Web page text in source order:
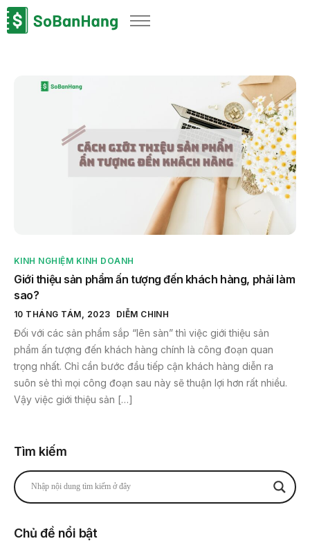
Sản phẩm
Bảng giá
Thông tin thuế
Về chúng tôi
KINH NGHIỆM KINH DOANH
Giới thiệu sản phẩm ấn tượng đến khách hàng, phải làm
sao?
10 THÁNG TÁM, 2023 DIỄM CHINH
Đối với các sản phẩm sắp “lên sàn” thì việc giới thiệu sản
phẩm ấn tượng đến khách hàng chính là công đoạn quan
trọng nhất. Chỉ cần bước đầu tiếp cận khách hàng diễn ra
suôn sẻ thì mọi công đoạn sau này sẽ thuận lợi hơn rất nhiều.
Vậy việc giới thiệu sản […]
Tìm kiếm
Chủ đề nổi bật